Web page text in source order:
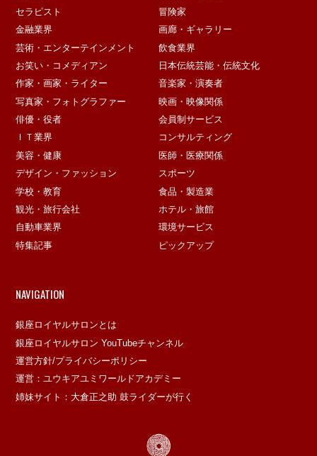
セラピスト
冒険家
金融業界
画廊・ギャラリー
芸術・エンターテインメント
飲食業界
お笑い・コメディアン
日本伝統芸能・伝統文化
作家・画家・ライター
音楽家・演奏者
写真家・フォトグラファー
映画・映像関係
俳優・役者
会員制サービス
ＩＴ業界
コンサルティング
美容・健康
医師・医療関係
デザイン・ファッション
スポーツ
学校・教育
食品・製造業
観光・旅行会社
ホテル・旅館
自動車業界
環境サービス
特集記事
ピックアップ
NAVIGATION
銀座ロイヤルサロンとは
銀座ロイヤルサロン YouTubeチャンネル
運営方針/プライバシーポリシー
運営：ユウキアユミワールドアカデミー
姉妹サイト：大倉正之助 鼓ライダーが行く